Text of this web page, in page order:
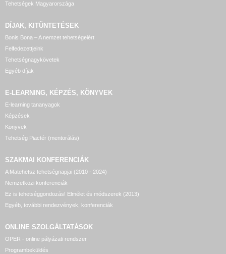
Tehetségek Magyarországa
DÍJAK, KITÜNTETÉSEK
Bonis Bona – A nemzet tehetségeiért
Felfedezettjeink
Tehetségnagykövetek
Egyéb díjak
E-LEARNING, KÉPZÉS, KÖNYVEK
E-learning tananyagok
Képzések
Könyvek
Tehetség Piactér (mentorálás)
SZAKMAI KONFERENCIÁK
A Matehetsz tehetségnapjai (2010 - 2024)
Nemzetközi konferenciák
Ez is tehetséggondozás! Elmélet és módszerek (2013)
Egyéb, további rendezvények, konferenciák
ONLINE SZOLGÁLTATÁSOK
OPER - online pályázati rendszer
Programbeküldés